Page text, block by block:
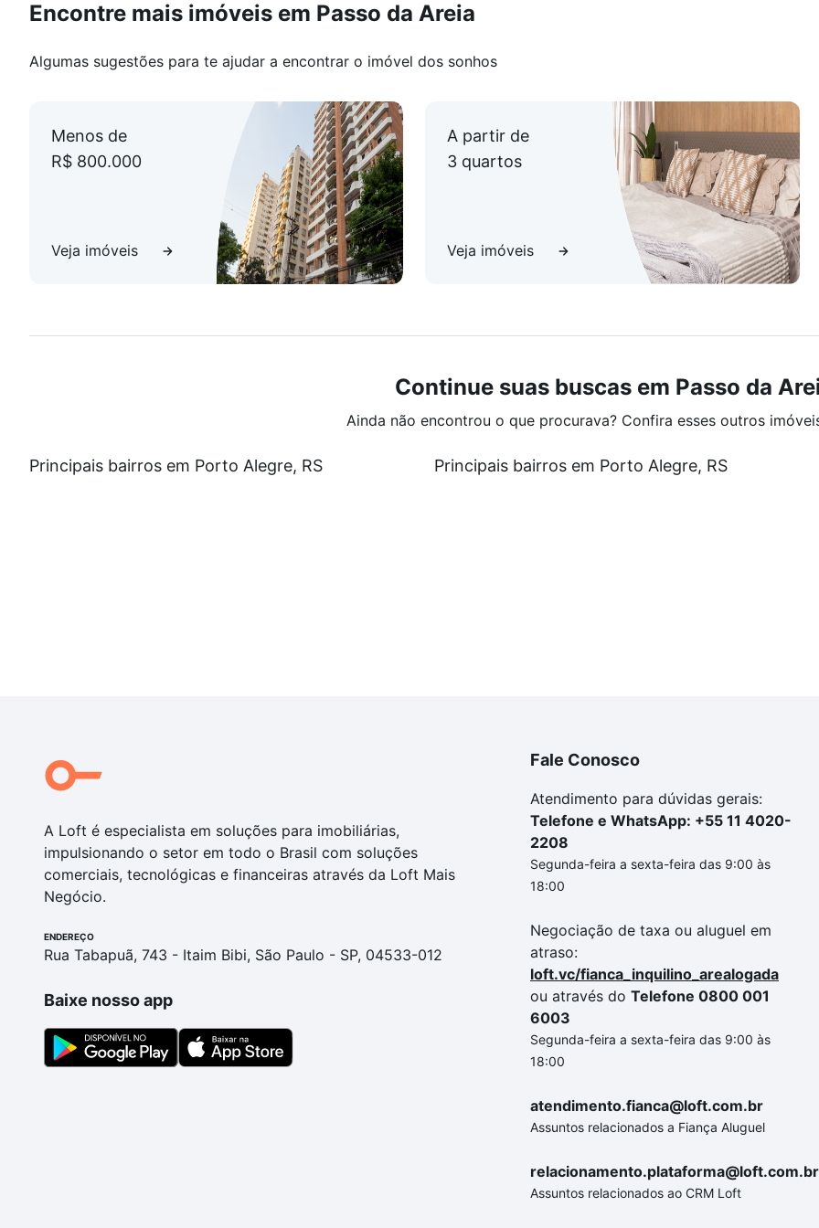
Encontre mais imóveis em Passo da Areia
Algumas sugestões para te ajudar a encontrar o imóvel dos sonhos
Menos de
R$ 800.000
Veja imóveis
A partir de
3 quartos
Veja imóveis
Continue suas buscas em Passo da
Ainda não encontrou o que procurava? Confira esses outros
Principais bairros em Porto Alegre, RS Principais bairros em Porto Alegre, RS
A Loft é especialista em soluções para imobiliárias,
impulsionando o setor em todo o Brasil com soluções
comerciais, tecnológicas e financeiras através da Loft Mais
Negócio.
ENDEREÇO
Rua Tabapuã, 743 - Itaim Bibi, São Paulo - SP, 04533-012
Baixe nosso app
Fale Conosco
Atendimento para dúvidas gerais:
Telefone e WhatsApp: +55 11 4020-
2208
Segunda-feira a sexta-feira das 9:00 às
18:00
Negociação de taxa ou aluguel em
atraso:
loft.vc/fianca_inquilino_arealogada
ou através do Telefone 0800 001
6003
Segunda-feira a sexta-feira das 9:00 às
18:00
atendimento.fianca@loft.com.br
Assuntos relacionados a Fiança Aluguel
relacionamento.plataforma@loft.com.br
Assuntos relacionados ao CRM Loft